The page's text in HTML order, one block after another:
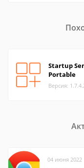
Startup
Portable
Версия:
04 июня 2022